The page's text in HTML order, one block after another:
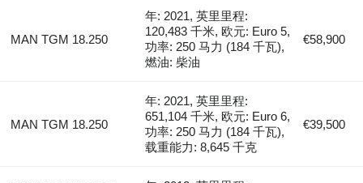
MAN TGM 18.250
年: 2021, 英里里程:
120,483 千米, 欧元: Euro 5,
功率: 250 马力 (184 千瓦),
燃油: 柴油
€58,900
MAN TGM 18.250
年: 2021, 英里里程:
651,104 千米, 欧元: Euro 6,
功率: 250 马力 (184 千瓦),
载重能力: 8,645 千克
€39,500